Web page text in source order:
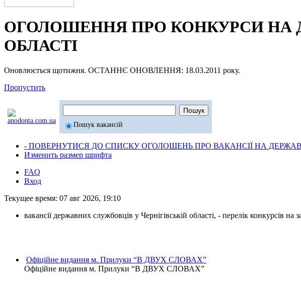
ОГОЛОШЕННЯ ПРО КОНКУРСИ НА
ОБЛАСТІ
Оновлюється щотижня. ОСТАННЄ ОНОВЛЕННЯ: 18.03.2011 року.
Пропустить
Пошук вакансій
- ПОВЕРНУТИСЯ ДО СПИСКУ ОГОЛОШЕНЬ ПРО ВАКАНСІЇ НА
Изменить размер шрифта
FAQ
Вход
Текущее время: 07 авг 2026, 19:10
вакансії державних службовців у Чернігівській області, - перелік конкурсів
Офіційне видання м. Прилуки “В ДВУХ СЛОВАХ”
Офіційне видання м. Прилуки “В ДВУХ СЛОВАХ”